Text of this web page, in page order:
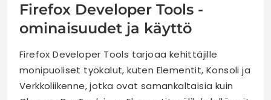
Firefox Developer Tools -
ominaisuudet ja käyttö
Firefox Developer Tools tarjoaa kehittäjille
monipuoliset työkalut, kuten Elementit, Konsoli ja
Verkkoliikenne, jotka ovat samankaltaisia kuin